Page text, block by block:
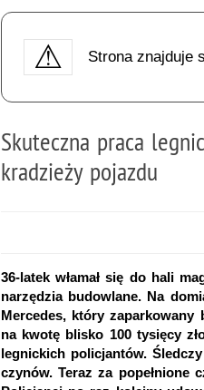
Strona znajduje
Skuteczna praca
kradzieży pojazdu
36-latek włamał się do hali
narzędzia budowlane. Na
Mercedes, który zaparkowany
na kwotę blisko 100 tysięcy
legnickich policjantów.
czynów. Teraz za popełnione